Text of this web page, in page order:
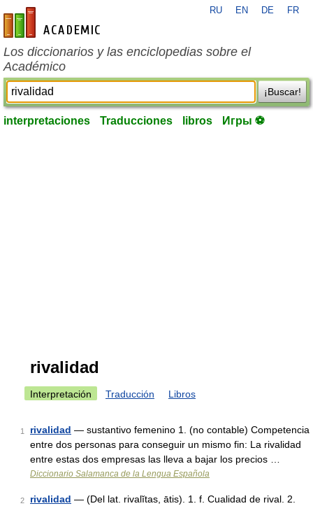
es-academic.com
RU EN DE FR
Los diccionarios y las enciclopedias sobre el
Académico
¡Buscar!
interpretaciones Traducciones libros Игры ⚽
rivalidad
Interpretación Traducción Libros
1 rivalidad — sustantivo femenino 1. (no contable) Competencia
entre dos personas para conseguir un mismo fin: La rivalidad
entre estas dos empresas las lleva a bajar los precios …
Diccionario Salamanca de la Lengua Española
2 rivalidad — (Del lat. rivalĭtas, ātis). 1. f. Cualidad de rival. 2.